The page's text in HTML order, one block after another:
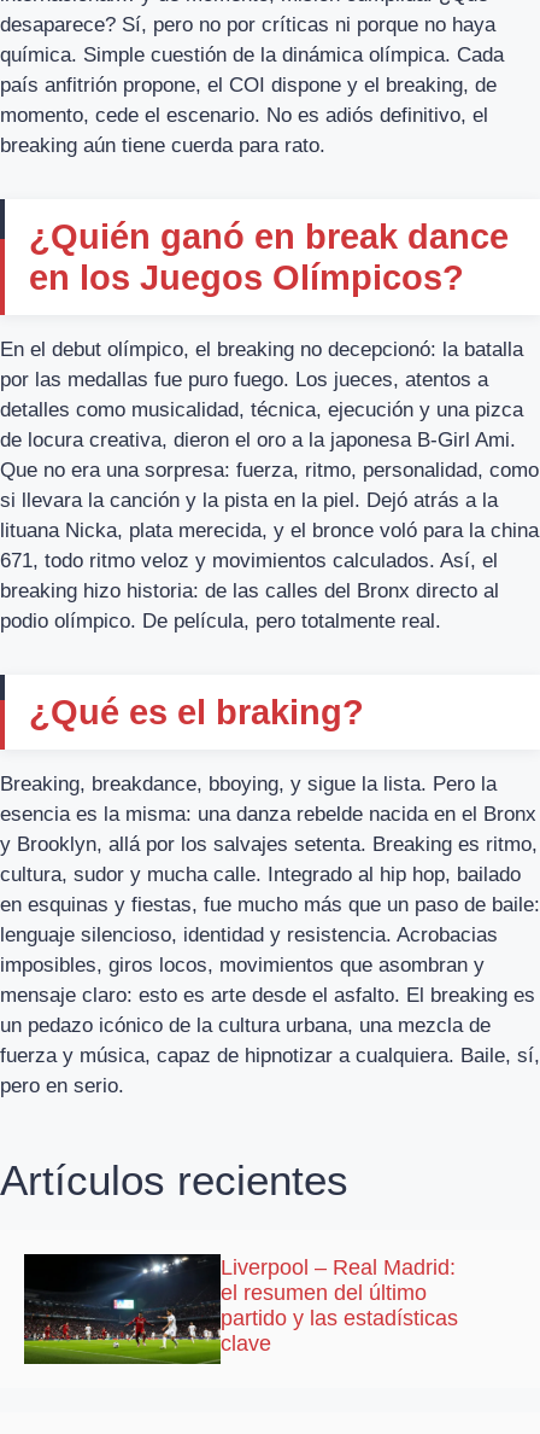
desaparece? Sí, pero no por críticas ni porque no haya
química. Simple cuestión de la dinámica olímpica. Cada
país anfitrión propone, el COI dispone y el breaking, de
momento, cede el escenario. No es adiós definitivo, el
breaking aún tiene cuerda para rato.
¿Quién ganó en break dance
en los Juegos Olímpicos?
En el debut olímpico, el breaking no decepcionó: la batalla
por las medallas fue puro fuego. Los jueces, atentos a
detalles como musicalidad, técnica, ejecución y una pizca
de locura creativa, dieron el oro a la japonesa B-Girl Ami.
Que no era una sorpresa: fuerza, ritmo, personalidad, como
si llevara la canción y la pista en la piel. Dejó atrás a la
lituana Nicka, plata merecida, y el bronce voló para la china
671, todo ritmo veloz y movimientos calculados. Así, el
breaking hizo historia: de las calles del Bronx directo al
podio olímpico. De película, pero totalmente real.
¿Qué es el braking?
Breaking, breakdance, bboying, y sigue la lista. Pero la
esencia es la misma: una danza rebelde nacida en el Bronx
y Brooklyn, allá por los salvajes setenta. Breaking es ritmo,
cultura, sudor y mucha calle. Integrado al hip hop, bailado
en esquinas y fiestas, fue mucho más que un paso de baile:
lenguaje silencioso, identidad y resistencia. Acrobacias
imposibles, giros locos, movimientos que asombran y
mensaje claro: esto es arte desde el asfalto. El breaking es
un pedazo icónico de la cultura urbana, una mezcla de
fuerza y música, capaz de hipnotizar a cualquiera. Baile, sí,
pero en serio.
Artículos recientes
Liverpool – Real Madrid:
el resumen del último
partido y las estadísticas
clave